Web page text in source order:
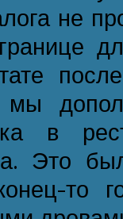
не
мы
в
Это
то